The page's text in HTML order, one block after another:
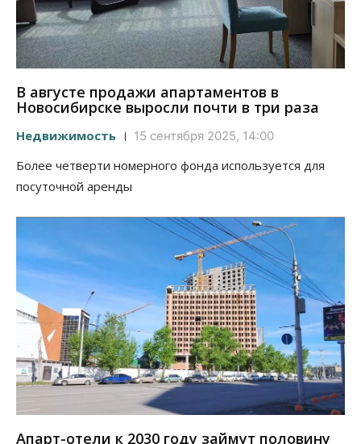
В августе продажи апартаментов в
Новосибирске выросли почти в три раза
Недвижимость 15 сентября 2025, 14:00
Более четверти номерного фонда используется для
посуточной аренды
Апарт-отели к 2030 году займут половину